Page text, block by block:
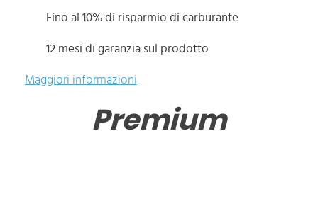
Fino al 10% di risparmio di carburante
12 mesi di garanzia sul prodotto
Maggiori informazioni
Premium